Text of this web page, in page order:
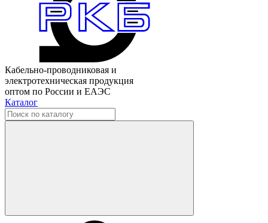
Кабельно-проводниковая и
электротехническая продукция
оптом по России и ЕАЭС
Каталог